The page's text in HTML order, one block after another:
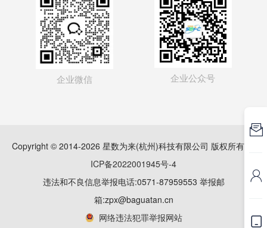
企业微信 企业公众号
Copyright © 2014-2026 星数为来(杭州)科技有限公司 版权所有
ICP备2022001945号-4
违法和不良信息举报电话:0571-87959553 举报邮
箱:zpx@baguatan.cn
网络违法犯罪举报网站


